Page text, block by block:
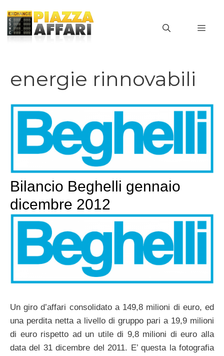
contenuto
energie rinnovabili
Bilancio Beghelli gennaio
dicembre 2012
Un giro d’affari consolidato a 149,8 milioni di euro, ed
una perdita netta a livello di gruppo pari a 19,9 milioni
di euro rispetto ad un utile di 9,8 milioni di euro alla
data del 31 dicembre del 2011. E’ questa la fotografia